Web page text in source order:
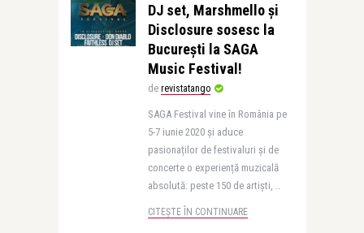
DJ set, Marshmello și
Disclosure sosesc la
București la SAGA
Music Festival!
de revistatango
SAGA Festival vine în România pe
5-7 iunie 2020 și aduce
pasionaților de festivaluri și de
concerte o experiență muzicală
absolută: peste 150 de artiști, ..
CITEȘTE ÎN CONTINUARE